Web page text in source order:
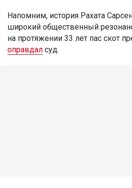
Напомним, история Рахата
широкий общественный
на протяжении 33 лет пас скот
оправдал суд.